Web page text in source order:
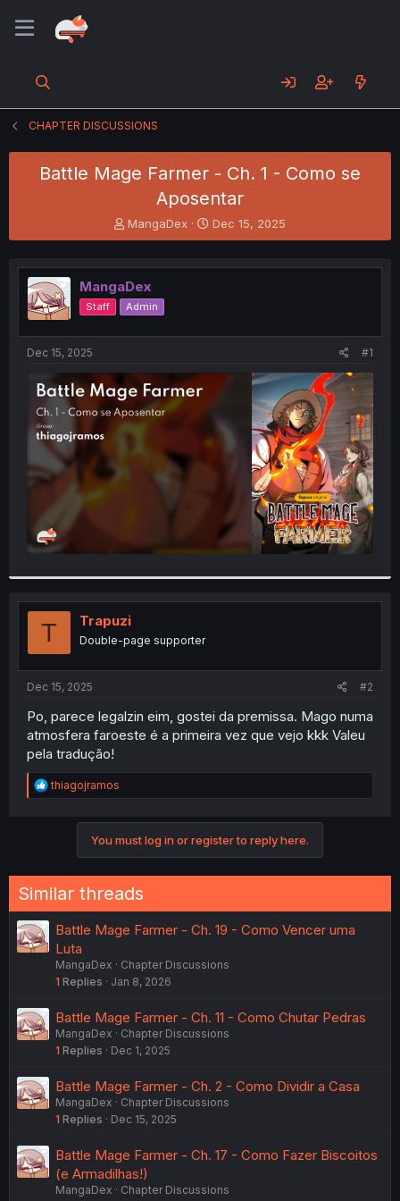
CHAPTER DISCUSSIONS
Battle Mage Farmer - Ch. 1 - Como se
Aposentar
T
h
e
a
d
s
t
e
r
MangaDex
S
t
r
t
Dec 15, 2025
MangaDex
Staff Admin
Dec 15, 2025 #1
T Trapuzi
Double-page supporter
Dec 15, 2025 #2
Po, parece legalzin eim, gostei da premissa. Mago numa
atmosfera faroeste é a primeira vez que vejo kkk Valeu
pela tradução!
R
e
s
:
thiagojramos
You must log in or register to reply here.
Similar threads
Battle Mage Farmer - Ch. 19 - Como Vencer uma
Luta
MangaDex
Chapter Discussions
1 Replies Jan 8, 2026
Battle Mage Farmer - Ch. 11 - Como Chutar Pedras
MangaDex
Chapter Discussions
1 Replies Dec 1, 2025
Battle Mage Farmer - Ch. 2 - Como Dividir a Casa
MangaDex
Chapter Discussions
1 Replies Dec 15, 2025
Battle Mage Farmer - Ch. 17 - Como Fazer Biscoitos
(e Armadilhas!)
MangaDex
Chapter Discussions